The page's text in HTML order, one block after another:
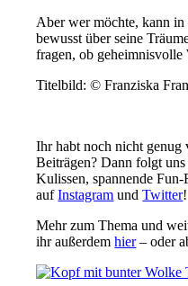
Aber wer möchte, kann in
bewusst über seine
fragen, ob geheimnisvolle
Titelbild:©Franziska
Ihr habt noch nicht genug
Beiträgen? Dann folgt
Kulissen, spannende
aufInstagram undTwitter!
Mehr zum Thema und
ihr außerdemhier– oder